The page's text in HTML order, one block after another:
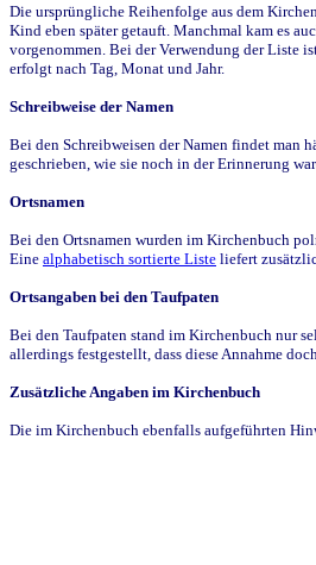
Die ursprüngliche Reihenfolge aus dem
Kind eben später getauft. Manchmal kam es
vorgenommen. Bei der Verwendung der Liste
erfolgt nach Tag, Monat und Jahr.
Schreibweise der Namen
Bei den Schreibweisen der Namen findet man
geschrieben, wie sie noch in der Erinnerung
Ortsnamen
Bei den Ortsnamen wurden im Kirchenbuch
Eine alphabetisch sortierte Liste liefert
Ortsangaben bei den Taufpaten
Bei den Taufpaten stand im Kirchenbuch nur
allerdings festgestellt, dass diese Annahme
Zusätzliche Angaben im Kirchenbuch
Die im Kirchenbuch ebenfalls aufgeführten